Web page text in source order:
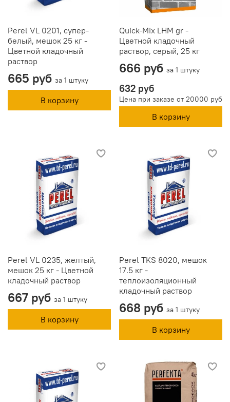
Perel VL 0201, супер-
белый, мешок 25 кг -
Цветной кладочный
раствор
665 руб за 1 штуку
В корзину
Quick-Mix LHM gr -
Цветной кладочный
раствор, серый, 25 кг
666 руб за 1 штуку
632 руб
Цена при заказе от 20000 руб
В корзину
Perel VL 0235, желтый,
мешок 25 кг - Цветной
кладочный раствор
667 руб за 1 штуку
В корзину
Perel TKS 8020, мешок
17.5 кг -
теплоизоляционный
кладочный раствор
668 руб за 1 штуку
В корзину